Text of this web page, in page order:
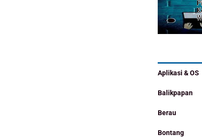
Aplikasi & OS
Balikpapan
Berau
Bontang